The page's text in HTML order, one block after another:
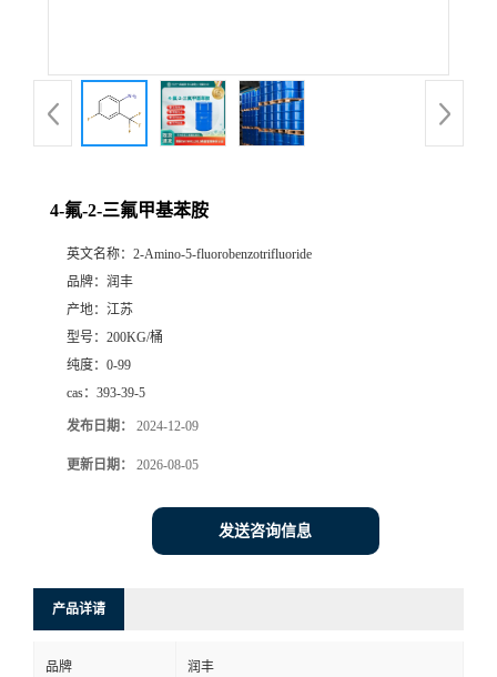
4-氟-2-三氟甲基苯胺
英文名称： 2-Amino-5-fluorobenzotrifluoride
品牌： 润丰
产地： 江苏
型号： 200KG/桶
纯度： 0-99
cas： 393-39-5
发布日期： 2024-12-09
更新日期： 2026-08-05
发送咨询信息
产品详请
品牌 润丰